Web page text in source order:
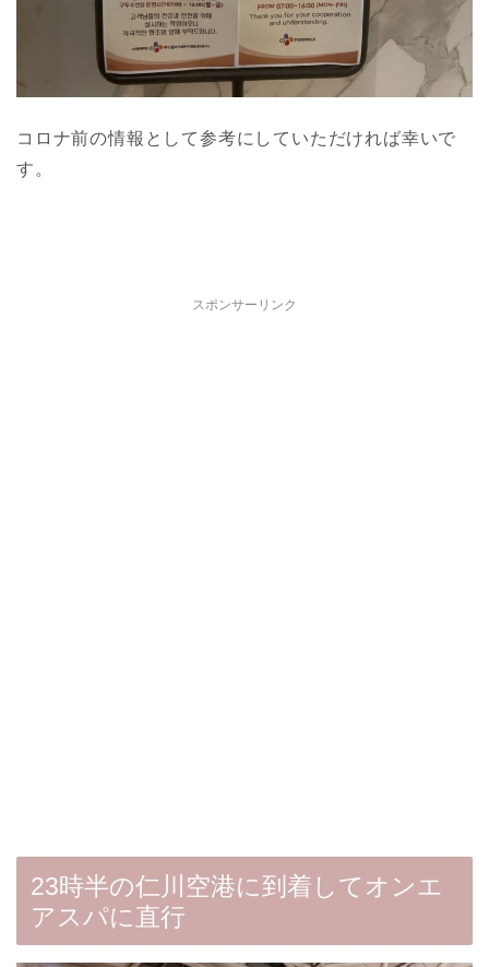
コロナ前の情報として参考にしていただければ幸いで
す。
スポンサーリンク
23時半の仁川空港に到着してオンエ
アスパに直行